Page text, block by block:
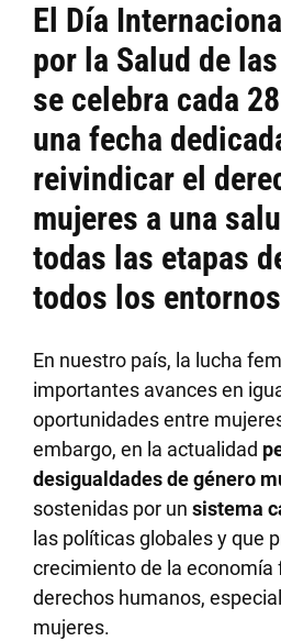
El Día
por la Salud de
se celebra cada
una fecha
reivindicar el
mujeres a una
todas las etapas
todos los entornos
En nuestro país, la lucha
importantes avances en
oportunidades entre
embargo, en la actualidad
desigualdades de género
sostenidas por unsistema
las políticas globales y que
crecimiento de la economía
derechos humanos,
mujeres.